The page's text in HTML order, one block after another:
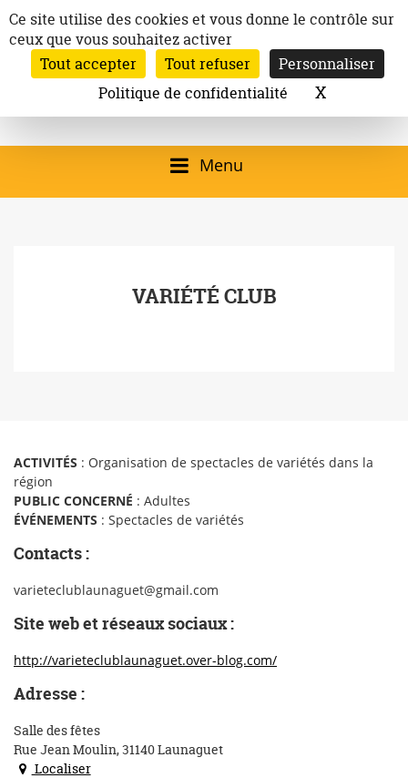
au
contenu
Ville de
Launaguet
Site officiel de la
Mairie de
Launaguet (31140)
qui présente la ville,
programmation
Inscription à la newsletter
Email:
Rechercher
Menu
VARIÉTÉ CLUB
ACTIVITÉS : Organisation de spectacles de variétés dans la
région
PUBLIC CONCERNÉ : Adultes
ÉVÉNEMENTS : Spectacles de variétés
Contacts :
varieteclublaunaguet@gmail.com
Site web et réseaux sociaux :
http://varieteclublaunaguet.over-blog.com/
Adresse :
Salle des fêtes
Rue Jean Moulin, 31140 Launaguet
Localiser
Panneau de gestion des cookies
Ce site utilise des cookies et vous donne le contrôle sur
ceux que vous souhaitez activer
Tout accepter
Tout refuser
Personnaliser
Politique de confidentialité
XMasquer